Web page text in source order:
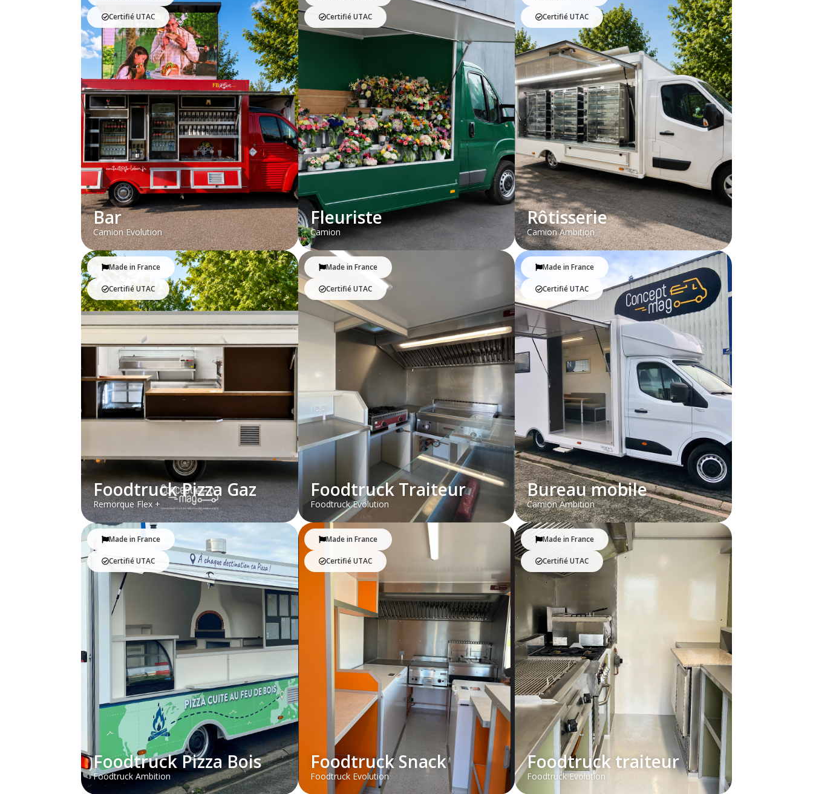
Certifié UTAC
Bar
Camion Evolution
Certifié UTAC
Fleuriste
Camion
Certifié UTAC
Rôtisserie
Camion Ambition
Made in France
Certifié UTAC
Foodtruck Pizza Gaz
Remorque Flex +
Made in France
Certifié UTAC
Foodtruck Traiteur
Foodtruck Evolution
Made in France
Certifié UTAC
Bureau mobile
Camion Ambition
Made in France
Certifié UTAC
Foodtruck Pizza Bois
Foodtruck Ambition
Made in France
Certifié UTAC
Foodtruck Snack
Foodtruck Evolution
Made in France
Certifié UTAC
Foodtruck traiteur
Foodtruck Evolution